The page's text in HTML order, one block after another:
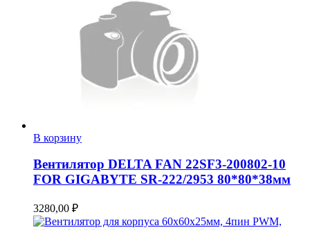
В корзину
Вентилятор DELTA FAN 22SF3-200802-10
FOR GIGABYTE SR-222/2953 80*80*38мм
3280,00 ₽